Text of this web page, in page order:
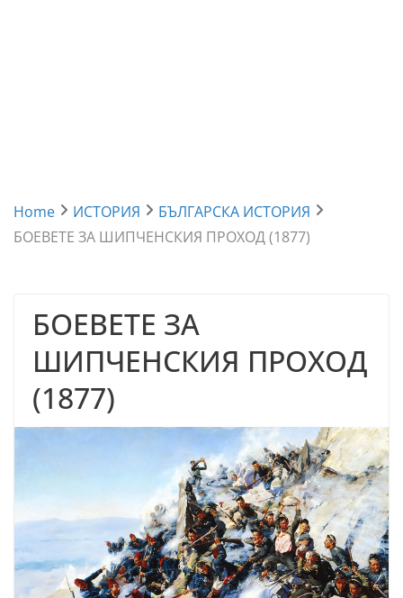
Home ИСТОРИЯ
БЪЛГАРСКА ИСТОРИЯ
БОЕВЕТЕ ЗА ШИПЧЕНСКИЯ ПРОХОД (1877)
БОЕВЕТЕ ЗА
ШИПЧЕНСКИЯ ПРОХОД
(1877)